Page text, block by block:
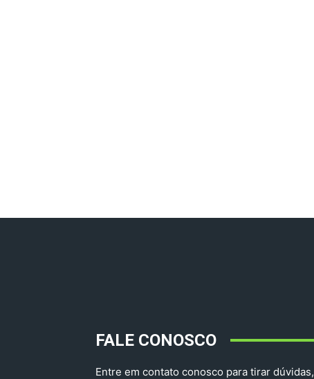
FALE CONOSCO
Entre em contato conosco para tirar dúvidas,